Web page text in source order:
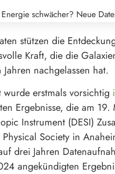
stützen die
Kraft, die die
nachgelassen hat.
wurde erstmals vorsichtig
Ergebnisse, die am
Instrument (DESI)
Society in
drei Jahren
angekündigten